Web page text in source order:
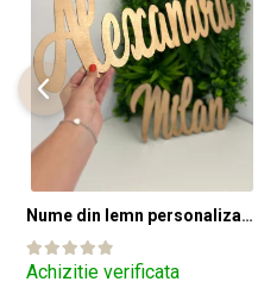
Nume din lemn personalizate pentru panouri foto și baloane - Pret 1 NUME
Achizitie verificata